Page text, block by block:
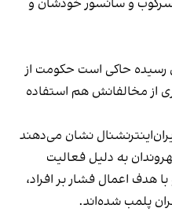
سرکوب و سانسور خودشان و
رسیده حاکی است حکومت از
از مخالفانش هم استفاده
نشان می‌دهند
به دلیل فعالیت
هدف اعمال فشار بر افراد،
پلمب شده‌اند.